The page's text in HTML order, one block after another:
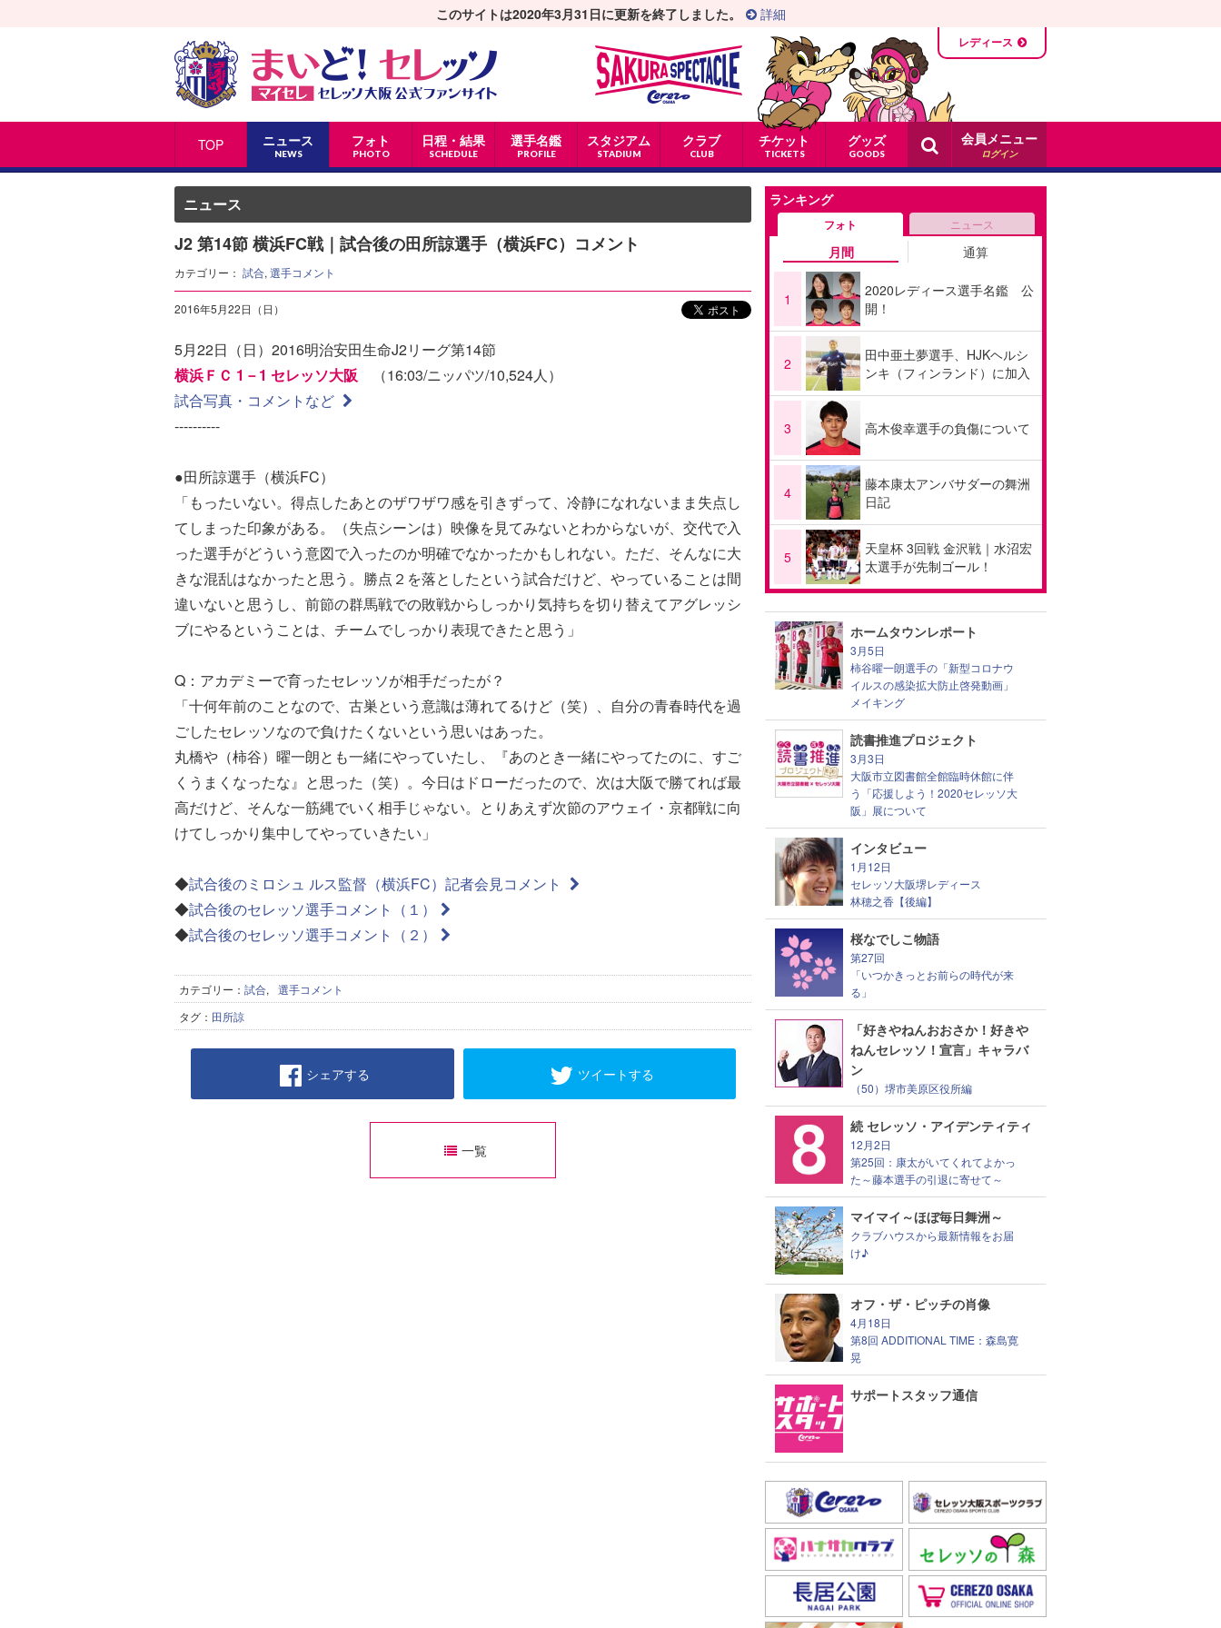
TOP ニュース
NEWS
フォト
PHOTO
日程・結果
SCHEDULE
選手名鑑
PROFILE
スタジアム
STADIUM
クラブ
CLUB
チケット
TICKETS
グッズ
GOODS
このサイトは2020年3月31日に更新を終了しました。 詳細
レディース
会員メニュー
ログイン
ニュース
J2 第14節 横浜FC戦｜試合後の田所諒選手（横浜FC）コメント
カテゴリー： 試合, 選手コメント
2016年5月22日（日）
5月22日（日）2016明治安田生命J2リーグ第14節
横浜ＦＣ 1－1 セレッソ大阪 （16:03/ニッパツ/10,524人）
試合写真・コメントなど
----------
●田所諒選手（横浜FC）
「もったいない。得点したあとのザワザワ感を引きずって、冷静になれないまま失点し
てしまった印象がある。（失点シーンは）映像を見てみないとわからないが、交代で入
った選手がどういう意図で入ったのか明確でなかったかもしれない。ただ、そんなに大
きな混乱はなかったと思う。勝点２を落としたという試合だけど、やっていることは間
違いないと思うし、前節の群馬戦での敗戦からしっかり気持ちを切り替えてアグレッシ
ブにやるということは、チームでしっかり表現できたと思う」
Q：アカデミーで育ったセレッソが相手だったが？
「十何年前のことなので、古巣という意識は薄れてるけど（笑）、自分の青春時代を過
ごしたセレッソなので負けたくないという思いはあった。
丸橋や（柿谷）曜一朗とも一緒にやっていたし、『あのとき一緒にやってたのに、すご
くうまくなったな』と思った（笑）。今日はドローだったので、次は大阪で勝てれば最
高だけど、そんな一筋縄でいく相手じゃない。とりあえず次節のアウェイ・京都戦に向
けてしっかり集中してやっていきたい」
◆試合後のミロシュ ルス監督（横浜FC）記者会見コメント
◆試合後のセレッソ選手コメント（１）
◆試合後のセレッソ選手コメント（２）
カテゴリー： 試合,
選手コメント
タグ： 田所諒
シェアする ツイートする
一覧
ランキング
フォト ニュース
月間 通算
1
2020レディース選手名鑑 公
開！
2
田中亜土夢選手、HJKヘルシ
ンキ（フィンランド）に加入
3 高木俊幸選手の負傷について
4
藤本康太アンバサダーの舞洲
日記
5
天皇杯 3回戦 金沢戦｜水沼宏
太選手が先制ゴール！
ホームタウンレポート
3月5日
柿谷曜一朗選手の「新型コロナウ
イルスの感染拡大防止啓発動画」
メイキング
読書推進プロジェクト
3月3日
大阪市立図書館全館臨時休館に伴
う「応援しよう！2020セレッソ大
阪」展について
インタビュー
1月12日
セレッソ大阪堺レディース
林穂之香【後編】
桜なでしこ物語
第27回
「いつかきっとお前らの時代が来
る」
「好きやねんおおさか！好きや
ねんセレッソ！宣言」キャラバ
ン
（50）堺市美原区役所編
続 セレッソ・アイデンティティ
12月2日
第25回：康太がいてくれてよかっ
た～藤本選手の引退に寄せて～
マイマイ～ほぼ毎日舞洲～
クラブハウスから最新情報をお届
け♪
オフ・ザ・ピッチの肖像
4月18日
第8回 ADDITIONAL TIME：森島寛
晃
サポートスタッフ通信